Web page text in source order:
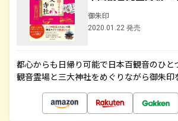
御朱印
2020.01.22 発売
都心からも日帰り可能で日本百観音のひと
観音霊場と三大神社をめぐりながら御朱印